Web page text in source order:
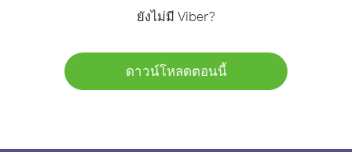
ยังไม่มี Viber?
ดาวน์โหลดตอนนี้